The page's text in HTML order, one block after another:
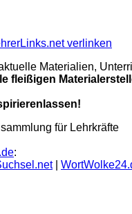
verlinken
Materialien,
fleißigen
für Lehrkräfte
:
|